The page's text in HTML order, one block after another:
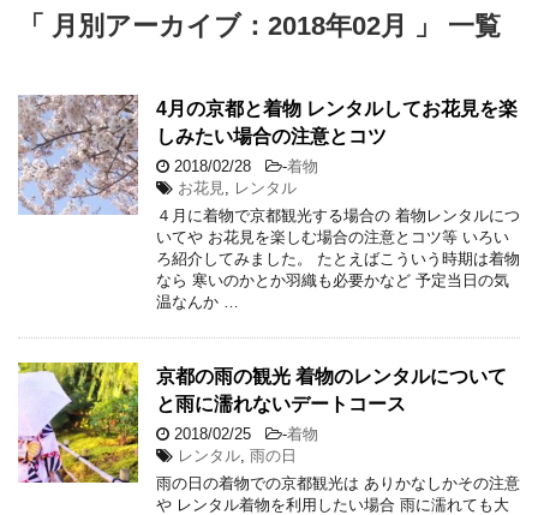
「 月別アーカイブ：2018年02月 」 一覧
4月の京都と着物 レンタルしてお花見を楽
しみたい場合の注意とコツ
2018/02/28 -着物
お花見
レンタル
４月に着物で京都観光する場合の 着物レンタルにつ
いてや お花見を楽しむ場合の注意とコツ等 いろい
ろ紹介してみました。 たとえばこういう時期は着物
なら 寒いのかとか羽織も必要かなど 予定当日の気
温なんか …
京都の雨の観光 着物のレンタルについて
と雨に濡れないデートコース
2018/02/25 -着物
レンタル 雨の日
雨の日の着物での京都観光は ありかなしかその注意
や レンタル着物を利用したい場合 雨に濡れても大